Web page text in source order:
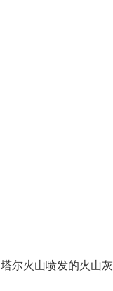
塔尔火山喷发的火山灰